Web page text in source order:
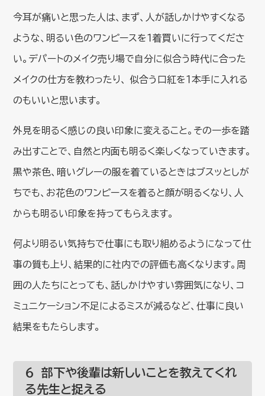
今耳が痛いと思った人は、まず、人が話しかけやすくなる
ような、明るい色のワンピースを１着買いに行ってくださ
い。デパートのメイク売り場で自分に似合う時代に合った
メイクの仕方を教わったり、 似合う口紅を１本手に入れる
のもいいと思います。
外見を明るく感じの良い印象に変えること。その一歩を踏
み出すことで、自然と内面も明るく楽しくなっていきます。
黒や茶色、暗いグレーの服を着ているときはブスッとしが
ちでも、お花色のワンピースを着ると顔が明るくなり、人
からも明るい印象を持ってもらえます。
何より明るい気持ちで仕事にも取り組めるようになって仕
事の質も上り、結果的に社内での評価も高くなります。周
囲の人たちにとっても、話しかけやすい雰囲気になり、コ
ミュニケーション不足によるミスが減るなど、仕事に良い
結果をもたらします。
６ 部下や後輩は新しいことを教えてくれ
る先生と捉える